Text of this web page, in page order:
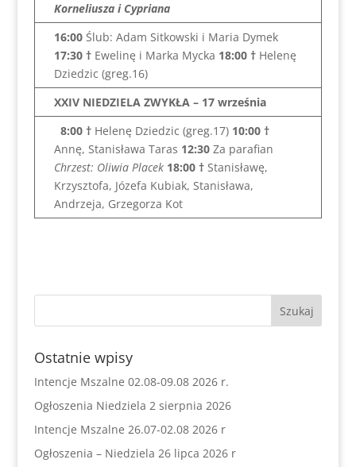
Korneliusza i Cypriana
16:00 Ślub: Adam Sitkowski i Maria Dymek
17:30 † Ewelinę i Marka Mycka 18:00 † Helenę
Dziedzic (greg.16)
XXIV NIEDZIELA ZWYKŁA – 17 września
8:00 † Helenę Dziedzic (greg.17) 10:00 †
Annę, Stanisława Taras 12:30 Za parafian
Chrzest: Oliwia Placek 18:00 † Stanisławę,
Krzysztofa, Józefa Kubiak, Stanisława,
Andrzeja, Grzegorza Kot
Ostatnie wpisy
Intencje Mszalne 02.08-09.08 2026 r.
Ogłoszenia Niedziela 2 sierpnia 2026
Intencje Mszalne 26.07-02.08 2026 r
Ogłoszenia – Niedziela 26 lipca 2026 r